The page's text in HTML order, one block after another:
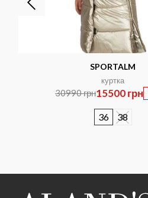
SPORTALM
куртка
30990 грн15500 грн
36 38